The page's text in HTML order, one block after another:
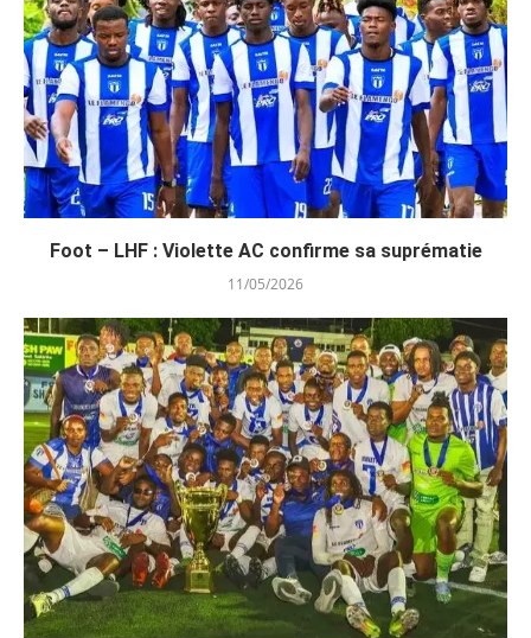
Foot – LHF : Violette AC confirme sa suprématie
11/05/2026